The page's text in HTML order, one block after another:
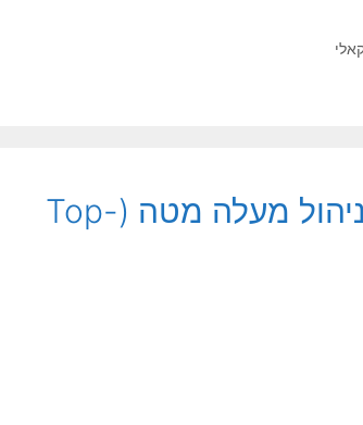
Jeppe Vilstrup Hansgaard: ניהול מעלה מטה (Top-